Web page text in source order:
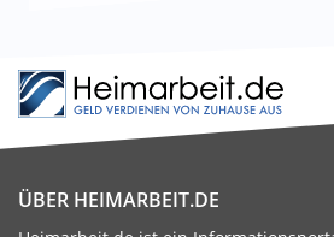
ÜBER HEIMARBEIT.DE